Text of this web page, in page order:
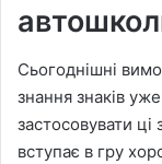
Сьогоднішні
знання знаків
застосовувати
вступає в гру